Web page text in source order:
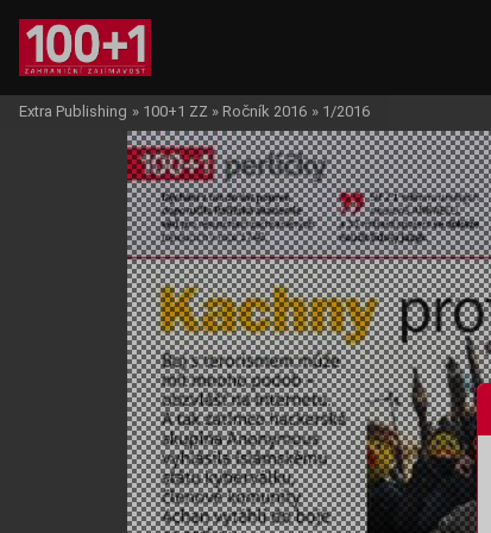
Extra Publishing » 100+1 ZZ » Ročník 2016 » 1/2016